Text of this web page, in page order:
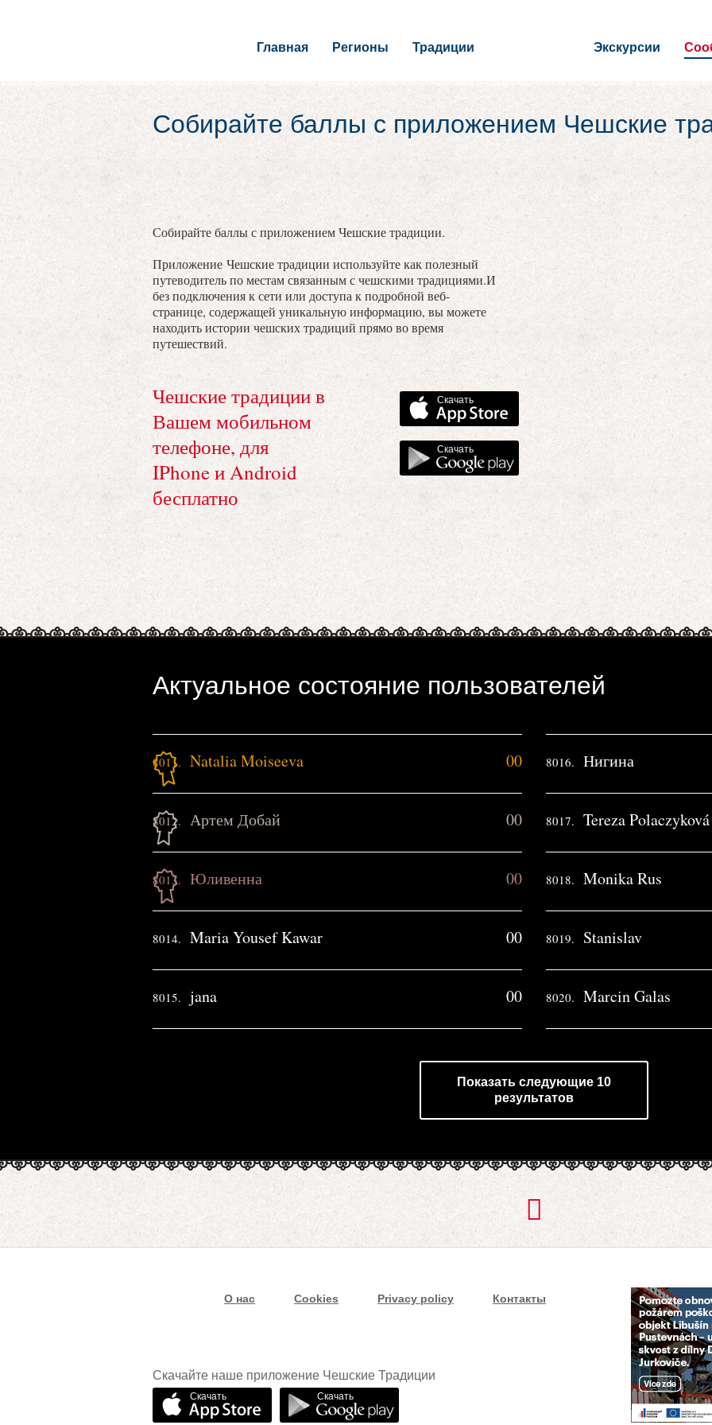
Главная Регионы Традиции Экскурсии
Собирайте баллы с приложением Чешские
Собирайте баллы с приложением Чешские традиции.
Приложение Чешские традиции используйте как полезный
путеводитель по местам связанным с чешскими традициями.И
без подключения к сети или доступа к подробной веб-
странице, содержащей уникальную информацию, вы можете
находить истории чешских традиций прямо во время
путешествий.
Чешские традиции в
Вашем мобильном
телефоне, для
IPhone и Android
бесплатно
Скачать
Скачать
Актуальное состояние пользователей
8011. Natalia Moiseeva 00
8012. Артем Добай 00
8013. Юливенна 00
8014. Maria Yousef Kawar 00
8015. jana 00
8016. Нигина
8017. Tereza Polaczyková
8018. Monika Rus
8019. Stanislav
8020. Marcin Galas
Показать следующие 10
результатов
О нас Cookies Privacy policy Контакты
Скачайте наше приложение Чешские Традиции
Скачать Скачать